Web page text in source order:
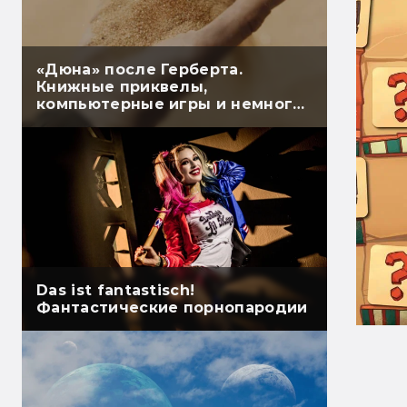
«Дюна» после Герберта.
Книжные приквелы,
компьютерные игры и немного
настолок
Das ist fantastisch!
Фантастические порнопародии